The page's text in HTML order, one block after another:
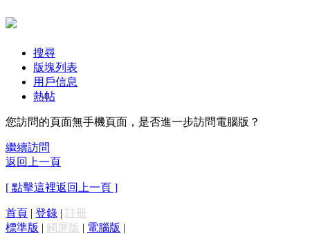
搜尋
版塊列表
用戶信息
熱帖
您訪問的頁面無手機頁面，是否進一步訪問電腦版？
繼續訪問
返回上一頁
[ 點擊這裡返回上一頁 ]
首頁 | 登錄 | 註冊
標準版 | 觸屏版 | 電腦版 |